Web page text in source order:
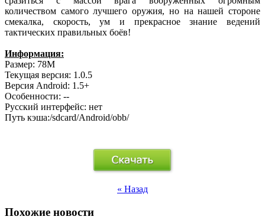
количеством самого лучшего оружия, но на нашей стороне
смекалка, скорость, ум и прекрасное знание ведений
тактических правильных боёв!
Информация:
Размер: 78M
Текущая версия: 1.0.5
Версия Android: 1.5+
Особенности: --
Русский интерфейс: нет
Путь кэша:/sdcard/Android/obb/
« Назад
Похожие новости